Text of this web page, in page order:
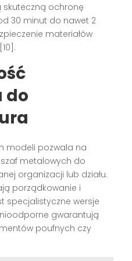
ochronę
30 minut do nawet 2
materiałów
do
modeli pozwala na
metalowych do
organizacji lub działu.
porządkowanie i
specjalistyczne wersje
gwarantują
poufnych czy